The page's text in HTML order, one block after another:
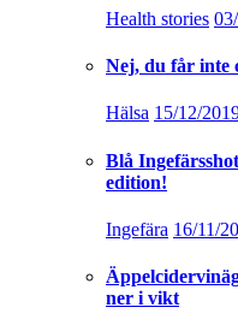
Health stories
Nej, du får inte
Hälsa 15/12/
Blå
edition!
Ingefära 16/11/
ner i vikt